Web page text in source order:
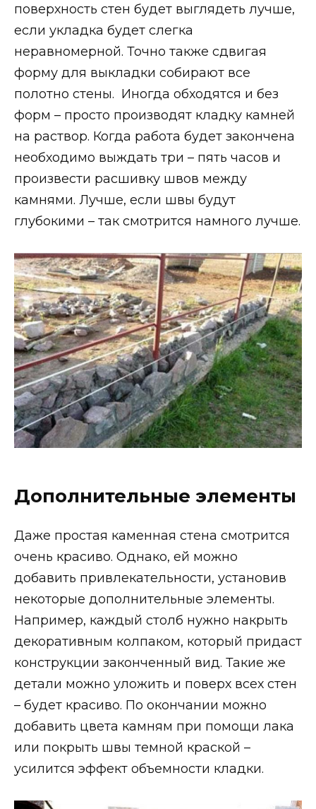
поверхность стен будет выглядеть лучше,
если укладка будет слегка
неравномерной. Точно также сдвигая
форму для выкладки собирают все
полотно стены. Иногда обходятся и без
форм – просто производят кладку камней
на раствор. Когда работа будет закончена
необходимо выждать три – пять часов и
произвести расшивку швов между
камнями. Лучше, если швы будут
глубокими – так смотрится намного лучше.
Дополнительные элементы
Даже простая каменная стена смотрится
очень красиво. Однако, ей можно
добавить привлекательности, установив
некоторые дополнительные элементы.
Например, каждый столб нужно накрыть
декоративным колпаком, который придаст
конструкции законченный вид. Такие же
детали можно уложить и поверх всех стен
– будет красиво. По окончании можно
добавить цвета камням при помощи лака
или покрыть швы темной краской –
усилится эффект объемности кладки.